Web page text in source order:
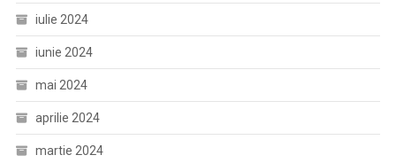
iulie 2024
iunie 2024
mai 2024
aprilie 2024
martie 2024